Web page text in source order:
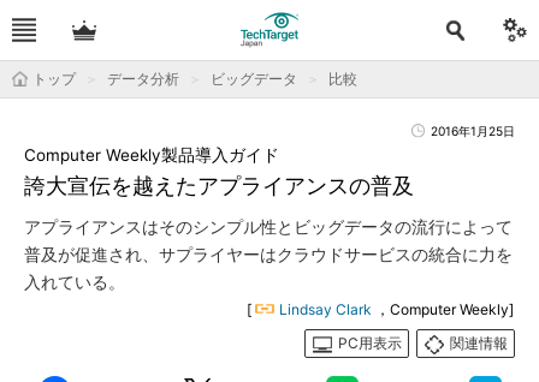
トップ データ分析 ビッグデータ 比較
2016年1月25日
誇大宣伝を越えたアプライアンスの普及
Computer Weekly製品導入ガイド
アプライアンスはそのシンプル性とビッグデータの流行によって
普及が促進され、サプライヤーはクラウドサービスの統合に力を
入れている。
[ Lindsay Clark ，Computer Weekly]
PC用表示
関連情報